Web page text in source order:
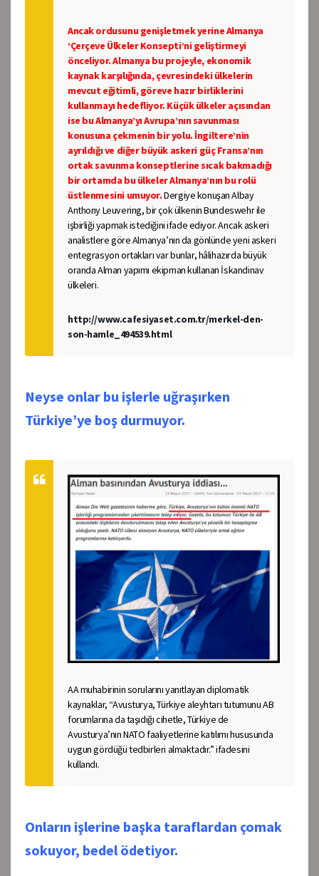
Ancak ordusunu genişletmek yerine Almanya
‘Çerçeve Ülkeler Konsepti’ni geliştirmeyi
önceliyor. Almanya bu projeyle, ekonomik
kaynak karşılığında, çevresindeki ülkelerin
mevcut eğitimli, göreve hazır birliklerini
kullanmayı hedefliyor. Küçük ülkeler açısından
ise bu Almanya’yı Avrupa’nın savunması
konusuna çekmenin bir yolu. İngiltere’nin
ayrıldığı ve diğer büyük askeri güç Fransa’nın
ortak savunma konseptlerine sıcak bakmadığı
bir ortamda bu ülkeler Almanya’nın bu rolü
üstlenmesini umuyor.Dergiye konuşan Albay
Anthony Leuvering, bir çok ülkenin Bundeswehr ile
işbirliği yapmak istediğini ifade ediyor. Ancak askeri
analistlere göre Almanya’nın da gönlünde yeni askeri
entegrasyon ortakları var bunlar, hâlihazırda büyük
oranda Alman yapımı ekipman kullanan İskandinav
ülkeleri.
http://www.cafesiyaset.com.tr/merkel-den-
son-hamle_494539.html
Neyse onlar bu işlerle uğraşırken
Türkiye’ye boş durmuyor.
AA muhabirinin sorularını yanıtlayan diplomatik
kaynaklar, “Avusturya, Türkiye aleyhtarı tutumunu AB
forumlarına da taşıdığı cihetle, Türkiye de
Avusturya’nın NATO faaliyetlerine katılımı hususunda
uygun gördüğü tedbirleri almaktadır.” ifadesini
kullandı.
Onların işlerine başka taraflardan çomak
sokuyor, bedel ödetiyor.